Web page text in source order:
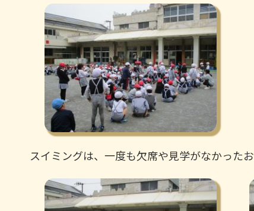
スイミングは、一度も欠席や見学がなかった